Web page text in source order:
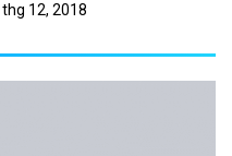
12, 2018